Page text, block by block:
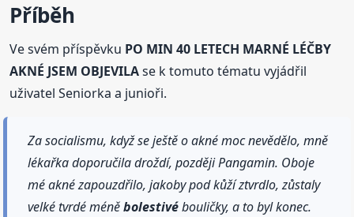
Příběh
Ve svém příspěvku PO MIN 40 LETECH MARNÉ LÉČBY
AKNÉ JSEM OBJEVILAse k tomuto tématu vyjádřil
uživatel Seniorka a junioři.
Za socialismu, když se ještě o akné moc nevědělo, mně
lékařka doporučila droždí, později Pangamin. Oboje
mé akné zapouzdřilo, jakoby pod kůží ztvrdlo, zůstaly
velké tvrdé méněbolestivébouličky, a to byl konec.